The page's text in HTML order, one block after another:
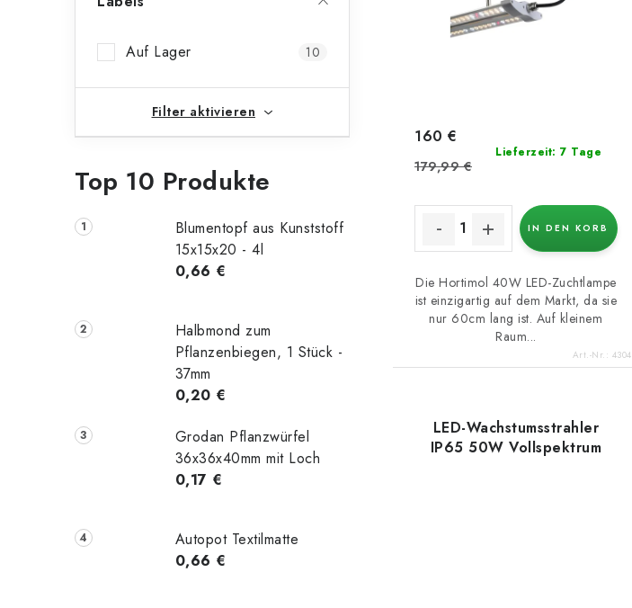
Auf Lager 10
Filter aktivieren
Top 10 Produkte
Blumentopf aus Kunststoff
15x15x20 - 4l
0,66 €
Halbmond zum
Pflanzenbiegen, 1 Stück -
37mm
0,20 €
Grodan Pflanzwürfel
36x36x40mm mit Loch
0,17 €
Autopot Textilmatte
0,66 €
i
r
u
n
g
Lieferzeit: 7 Tage
160 €
179,99 €
IN DEN KORB
Die Hortimol 40W LED-Zuchtlampe
ist einzigartig auf dem Markt, da sie
nur 60cm lang ist. Auf kleinem
Raum...
Art.-Nr.: 4304
LED-Wachstumsstrahler
IP65 50W Vollspektrum